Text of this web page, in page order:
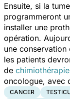
Ensuite, si la
programmeront
installer une
opération.
une
les patients
de chimiothérapie
oncologue, avec
CANCER